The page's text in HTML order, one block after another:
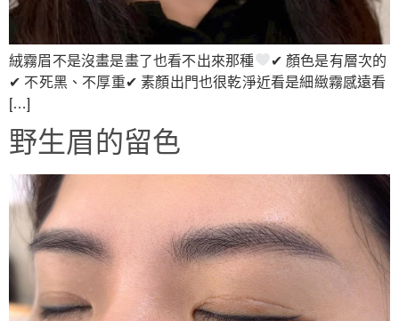
絨霧眉不是沒畫是畫了也看不出來那種
✔ 顏色是有層次的
✔ 不死黑、不厚重✔ 素顏出門也很乾淨近看是細緻霧感遠看
[…]
野生眉的留色